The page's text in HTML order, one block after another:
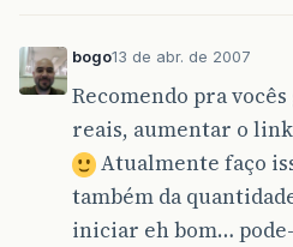
bogo13 de abr. de 2007
Recomendo pra vocês
reais, aumentar o
Atualmente faço
também da
iniciar eh bom…